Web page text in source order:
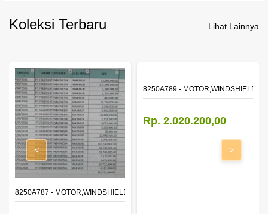
Koleksi Terbaru Lihat Lainnya
WINDOW,RH
8250A787 - MOTOR,WINDSHIELD WIPER
8250A789 - MOTOR,WINDSHIELD
Rp. 2.020.200,00
< >